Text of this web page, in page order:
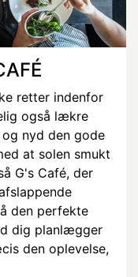
retter indenfor
også lækre
nyd den gode
at solen smukt
G's Café, der
den perfekte
dig planlægger
den oplevelse,